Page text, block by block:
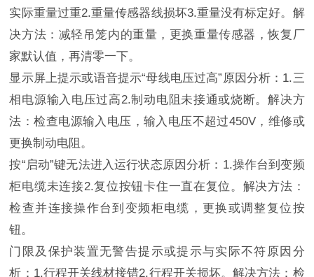
实际重量过重2.重量传感器线损坏3.重量没有标定好。解
决方法：减轻吊笼内的重量，更换重量传感器，恢复厂
家默认值，再清零一下。
显示屏上提示或语音提示“母线电压过高”原因分析：1.三
相电源输入电压过高2.制动电阻未接通或烧断。解决方
法：检查电源输入电压，输入电压不超过450V，维修或
更换制动电阻。
按“启动”键无法进入运行状态原因分析：1.操作台到变频
柜电缆未连接2.复位按钮卡住一直在复位。解决方法：
检查并连接操作台到变频柜电缆，更换或调整复位按
钮。
门限及保护装置无警告提示或提示与实际不符原因分
析： 1.行程开关线材接错2.行程开关损坏。解决方法：检